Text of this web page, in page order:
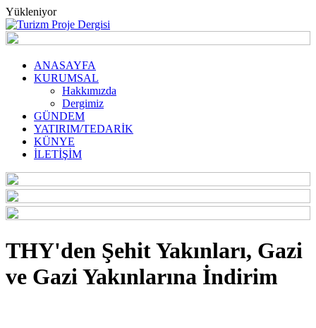
Yükleniyor
ANASAYFA
KURUMSAL
Hakkımızda
Dergimiz
GÜNDEM
YATIRIM/TEDARİK
KÜNYE
İLETİŞİM
THY'den Şehit Yakınları, Gazi
ve Gazi Yakınlarına İndirim